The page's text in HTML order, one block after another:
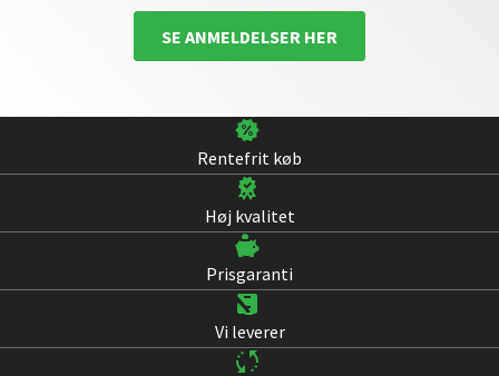
SE ANMELDELSER HER
Rentefrit køb
Høj kvalitet
Prisgaranti
Vi leverer